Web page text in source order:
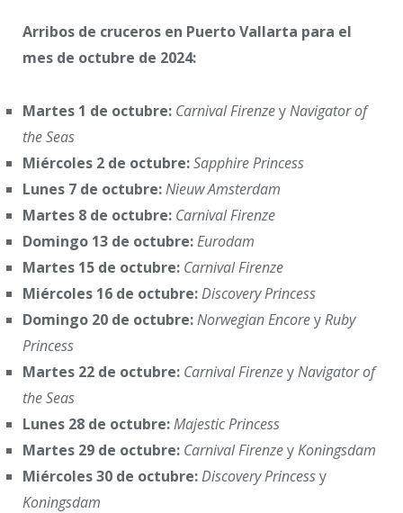
Arribos de cruceros en Puerto Vallarta para el
mes de octubre de 2024:
Martes 1 de octubre: Carnival FirenzeyNavigator of
the Seas
Miércoles 2 de octubre:Sapphire Princess
Lunes 7 de octubre:Nieuw Amsterdam
Martes 8 de octubre: Carnival Firenze
Domingo 13 de octubre:Eurodam
Martes 15 de octubre: Carnival Firenze
Miércoles 16 de octubre:Discovery Princess
Domingo 20 de octubre:Norwegian EncoreyRuby
Princess
Martes 22 de octubre: Carnival FirenzeyNavigator of
the Seas
Lunes 28 de octubre:Majestic Princess
Martes 29 de octubre: Carnival FirenzeyKoningsdam
Miércoles 30 de octubre:Discovery Princessy
Koningsdam